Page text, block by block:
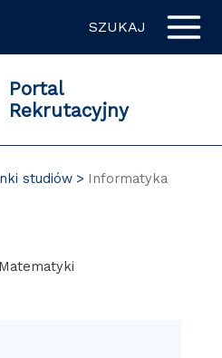
SZUKAJ
Portal
Rekrutacyjny
studiów Informatyka